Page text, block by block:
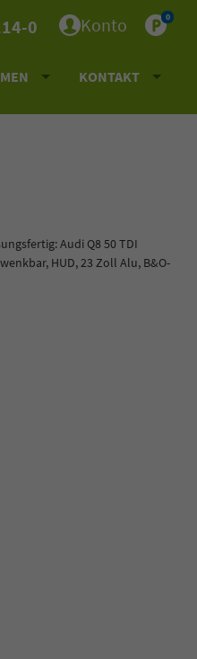
0 Konto 0
KONTAKT
Audi Q8 50 TDI
HUD, 23 Zoll Alu, B&O-